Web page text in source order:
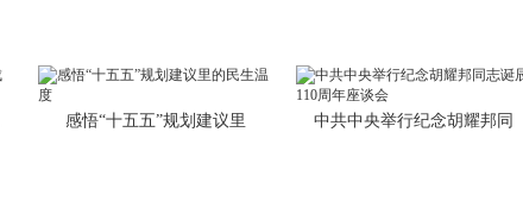
感悟“十五五”规划建议里 中共中央举行纪念胡耀邦同